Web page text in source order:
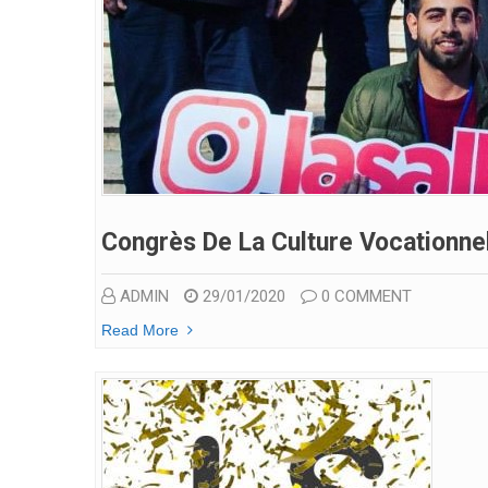
Congrès De La Culture
ADMIN 29/01/2020 0 COMMENT
Read More